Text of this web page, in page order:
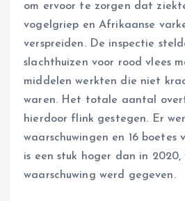
om ervoor te zorgen dat
vogelgriep en Afrikaanse
verspreiden. De inspectie
slachthuizen voor rood vlees
middelen werkten die niet
waren. Het totale aantal
hierdoor flink gestegen. Er
waarschuwingen en 16 boetes
is een stuk hoger dan in 2020,
waarschuwing werd gegeven.